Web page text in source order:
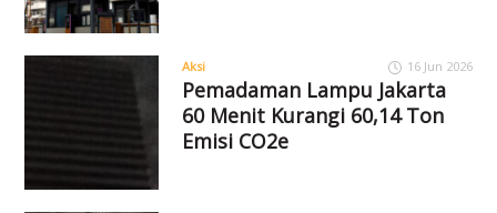
Aksi 16 Jun 2026
Pemadaman Lampu Jakarta
60 Menit Kurangi 60,14 Ton
Emisi CO2e